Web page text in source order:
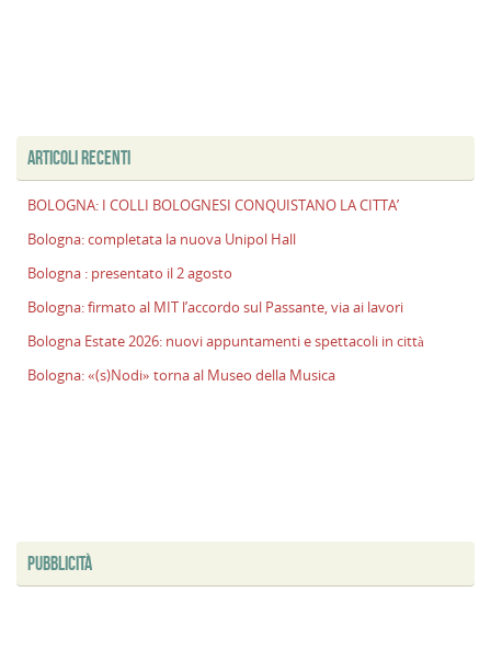
ARTICOLI RECENTI
BOLOGNA: I COLLI BOLOGNESI CONQUISTANO LA CITTA’
Bologna: completata la nuova Unipol Hall
Bologna : presentato il 2 agosto
Bologna: firmato al MIT l’accordo sul Passante, via ai lavori
Bologna Estate 2026: nuovi appuntamenti e spettacoli in città
Bologna: «(s)Nodi» torna al Museo della Musica
PUBBLICITÀ